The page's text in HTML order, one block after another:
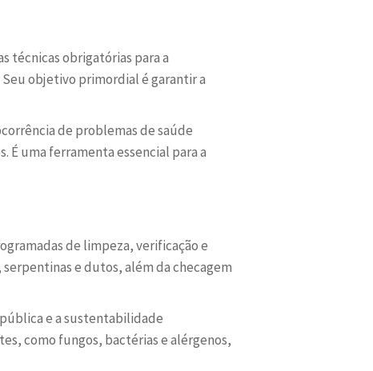
técnicas obrigatórias para a
objetivo primordial é garantir a
de problemas de saúde
É uma ferramenta essencial para a
de limpeza, verificação e
e dutos, além da checagem
e a sustentabilidade
como fungos, bactérias e alérgenos,